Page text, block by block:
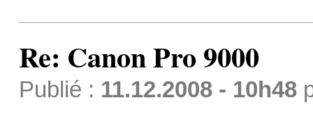
Re: Canon Pro 9000
Publié : 11.12.2008 - 10h48